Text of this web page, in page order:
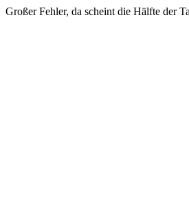
Großer Fehler, da scheint die Hälfte der